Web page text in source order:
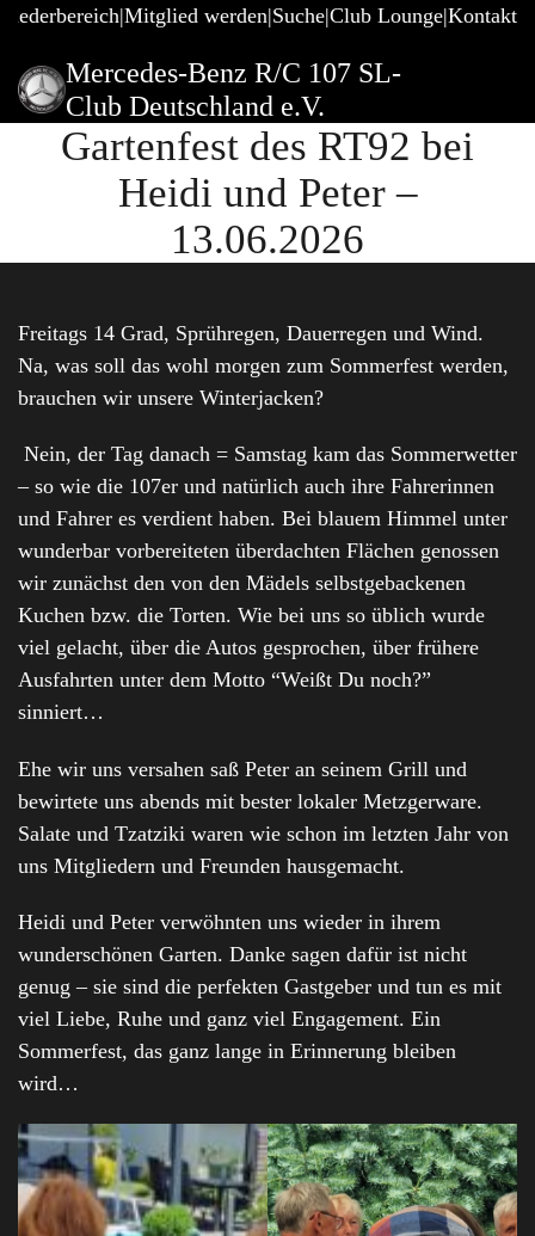
Mitglied werden Suche Club Lounge Kontakt
Mercedes-Benz R/C 107 SL-
Club Deutschland e.V.
Gartenfest des RT92 bei
Heidi und Peter –
13.06.2026
Freitags 14 Grad, Sprühregen, Dauerregen und Wind.
Na, was soll das wohl morgen zum Sommerfest werden,
brauchen wir unsere Winterjacken?
Nein, der Tag danach = Samstag kam das Sommerwetter
– so wie die 107er und natürlich auch ihre Fahrerinnen
und Fahrer es verdient haben. Bei blauem Himmel unter
wunderbar vorbereiteten überdachten Flächen genossen
wir zunächst den von den Mädels selbstgebackenen
Kuchen bzw. die Torten. Wie bei uns so üblich wurde
viel gelacht, über die Autos gesprochen, über frühere
Ausfahrten unter dem Motto “Weißt Du noch?”
sinniert…
Ehe wir uns versahen saß Peter an seinem Grill und
bewirtete uns abends mit bester lokaler Metzgerware.
Salate und Tzatziki waren wie schon im letzten Jahr von
uns Mitgliedern und Freunden hausgemacht.
Heidi und Peter verwöhnten uns wieder in ihrem
wunderschönen Garten. Danke sagen dafür ist nicht
genug – sie sind die perfekten Gastgeber und tun es mit
viel Liebe, Ruhe und ganz viel Engagement. Ein
Sommerfest, das ganz lange in Erinnerung bleiben
wird…